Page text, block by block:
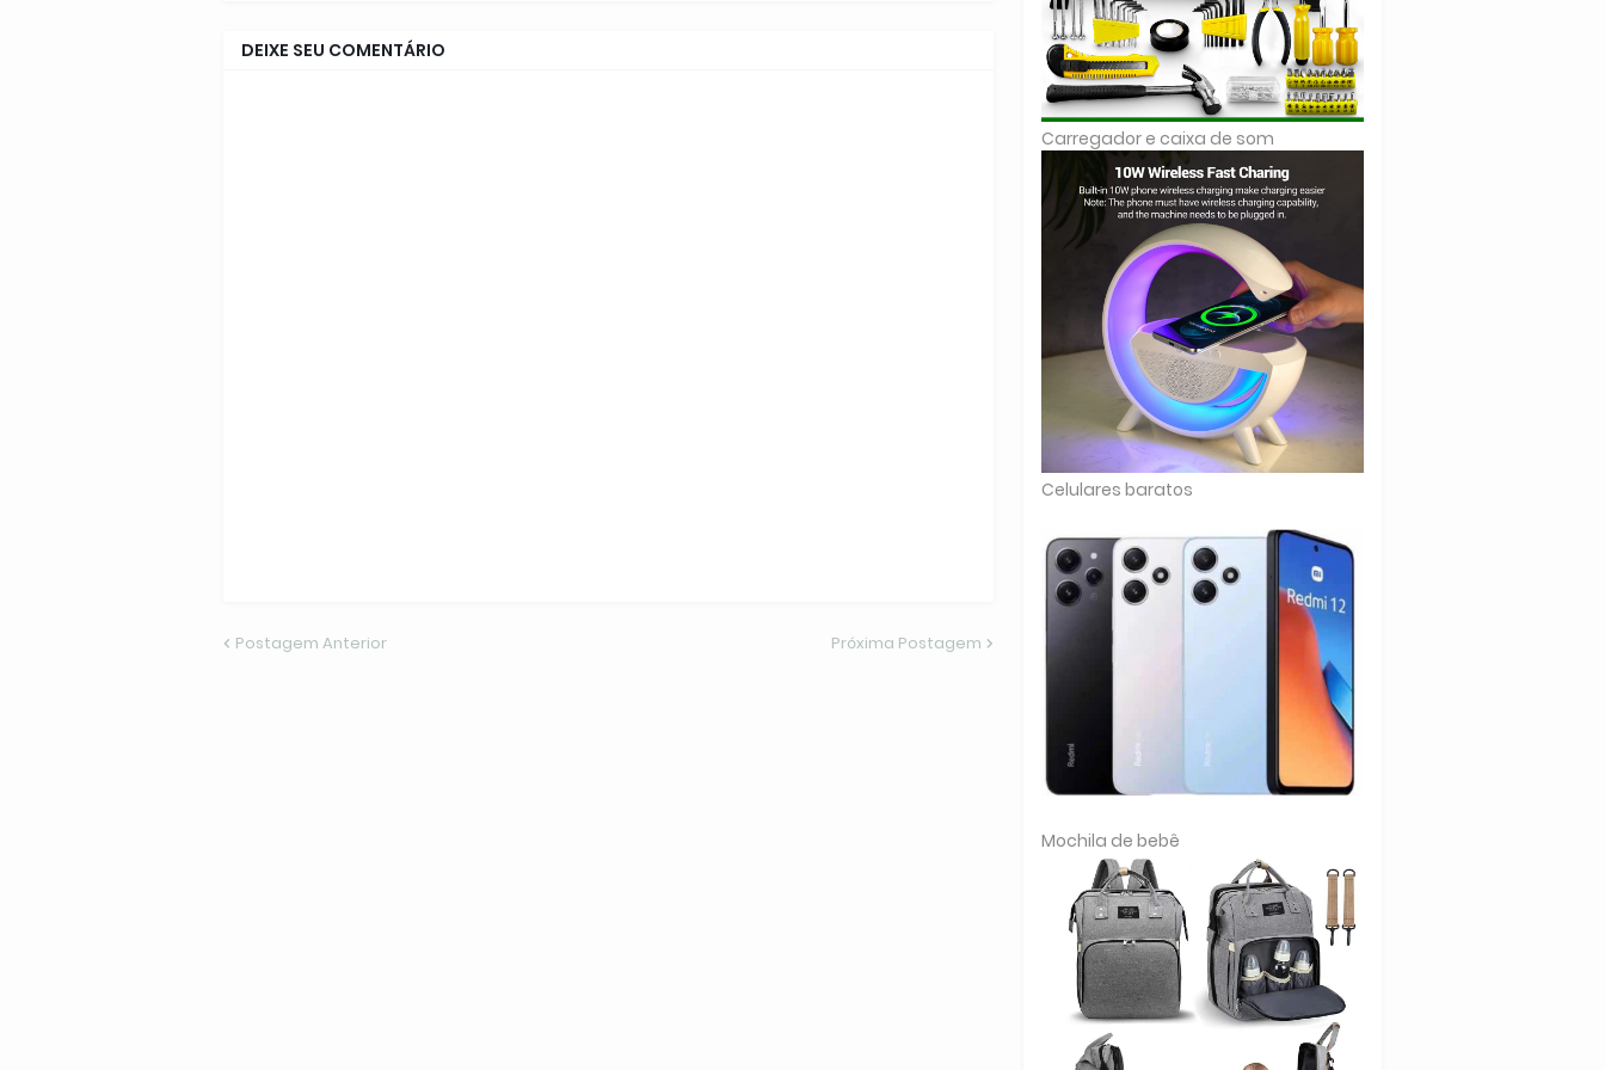
DEIXE SEU COMENTÁRIO
Postagem Anterior Próxima Postagem
Carregador e caixa de som
Celulares baratos
Mochila de bebê